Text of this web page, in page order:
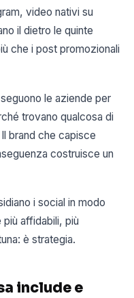
video nativi su
il dietro le quinte
che i post promozionali
le aziende per
trovano qualcosa di
brand che capisce
costruisce un
i social in modo
affidabili, più
è strategia.
include e